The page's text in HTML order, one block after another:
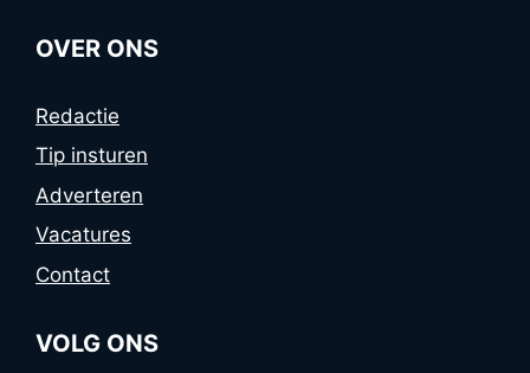
OVER ONS
Redactie
Tip insturen
Adverteren
Vacatures
Contact
VOLG ONS